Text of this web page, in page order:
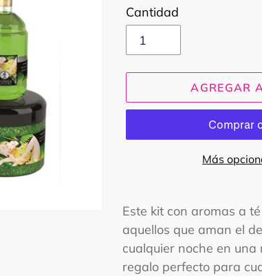
Cantidad
AGREGAR
Más
el
producto
a
tu
Este kit con aromas a
aquellos que aman el
cualquier noche en
regalo perfecto para